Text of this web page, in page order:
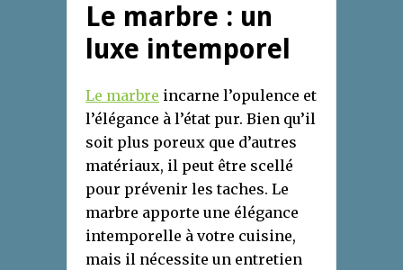
Le marbre : un
luxe intemporel
Le marbre incarne l’opulence et
l’élégance à l’état pur. Bien qu’il
soit plus poreux que d’autres
matériaux, il peut être scellé
pour prévenir les taches. Le
marbre apporte une élégance
intemporelle à votre cuisine,
mais il nécessite un entretien